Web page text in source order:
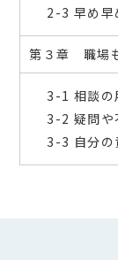
2-3 早め早
第３章 職場
3-1 相談の
3-2 疑問や
3-3 自分の